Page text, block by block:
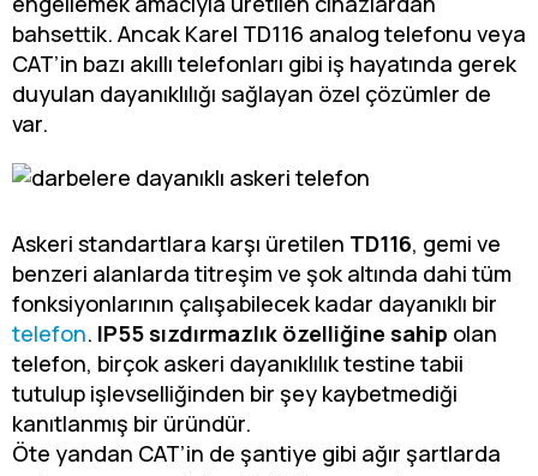
bahsettik. Ancak Karel TD116 analog telefonu veya
CAT’in bazı akıllı telefonları gibi iş hayatında gerek
duyulan dayanıklılığı sağlayan özel çözümler de
var.
Askeri standartlara karşı üretilen TD116, gemi ve
benzeri alanlarda titreşim ve şok altında dahi tüm
fonksiyonlarının çalışabilecek kadar dayanıklı bir
telefon. IP55 sızdırmazlık özelliğine sahip olan
telefon, birçok askeri dayanıklılık testine tabii
tutulup işlevselliğinden bir şey kaybetmediği
kanıtlanmış bir üründür.
Öte yandan CAT’in de şantiye gibi ağır şartlarda